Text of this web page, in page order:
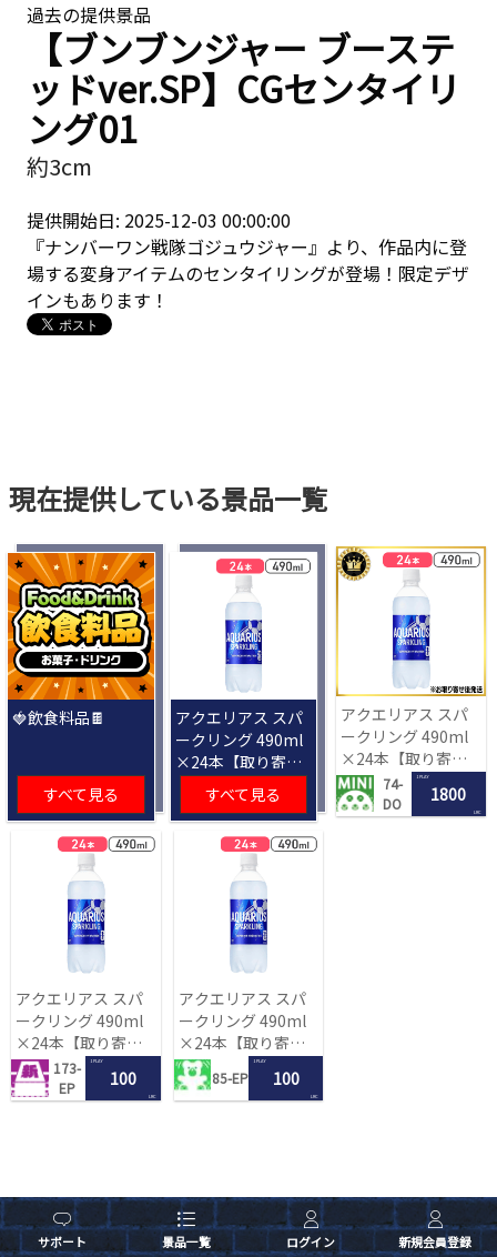
サポート 景品一覧 ログイン 新規会員登録
過去の提供景品
【ブンブンジャー ブーステ
ッドver.SP】CGセンタイリ
ング01
約3cm
提供開始日: 2025-12-03 00:00:00
『ナンバーワン戦隊ゴジュウジャー』より、作品内に登
場する変身アイテムのセンタイリングが登場！限定デザ
インもあります！
現在提供している景品一覧
🍓飲食料品🍫
すべて見る
アクエリアス スパ
ークリング 490ml
×24本【取り寄せ
入荷後次第発送】
すべて見る
アクエリアス スパ
ークリング 490ml
×24本【取り寄せ
入荷後次第発送】
74-
DO
1 PLAY
1800
LRC
アクエリアス スパ
ークリング 490ml
×24本【取り寄せ
入荷後次第発送】
173-
EP
1 PLAY
100
LRC
アクエリアス スパ
ークリング 490ml
×24本【取り寄せ
入荷後次第発送】
85-EP
1 PLAY
100
LRC